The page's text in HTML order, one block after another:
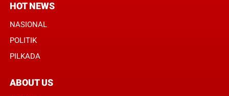
HOT NEWS
NASIONAL
POLITIK
PILKADA
ABOUT US